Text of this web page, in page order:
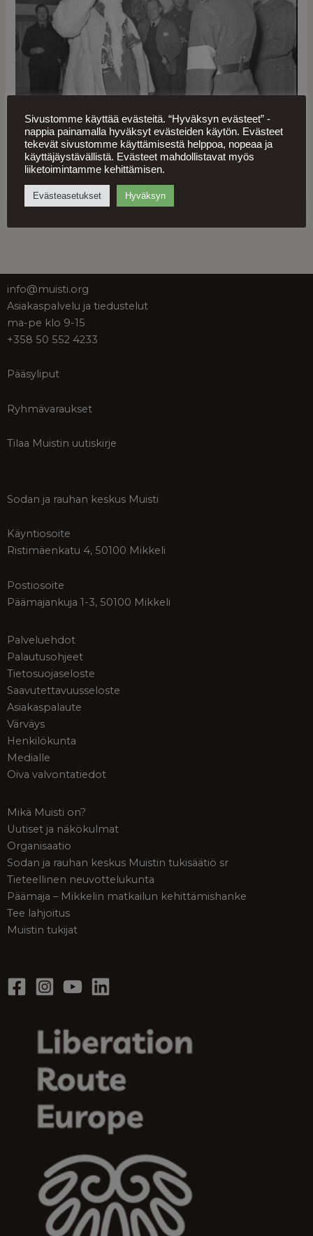
Kuva: SA-kuva
info@muisti.org
Asiakaspalvelu ja tiedustelut
ma-pe klo 9-15
+358 50 552 4233
Pääsyliput
Ryhmävaraukset
Tilaa Muistin uutiskirje
Sodan ja rauhan keskus Muisti
Käyntiosoite
Ristimäenkatu 4, 50100 Mikkeli
Postiosoite
Päämajankuja 1-3, 50100 Mikkeli
Palveluehdot
Palautusohjeet
Tietosuojaseloste
Saavutettavuusseloste
Asiakaspalaute
Värväys
Henkilökunta
Medialle
Oiva valvontatiedot
Mikä Muisti on?
Uutiset ja näkökulmat
Organisaatio
Sodan ja rauhan keskus Muistin tukisäätiö sr
Tieteellinen neuvottelukunta
Päämaja – Mikkelin matkailun kehittämishanke
Tee lahjoitus
Muistin tukijat
Sivustomme käyttää evästeitä. “Hyväksyn evästeet” -
nappia painamalla hyväksyt evästeiden käytön. Evästeet
tekevät sivustomme käyttämisestä helppoa, nopeaa ja
käyttäjäystävällistä. Evästeet mahdollistavat myös
liiketoimintamme kehittämisen.
Evästeasetukset Hyväksyn